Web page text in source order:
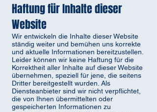
Haftung für Inhalte dieser
Website
Wir entwickeln die Inhalte dieser Website
ständig weiter und bemühen uns korrekte
und aktuelle Informationen bereitzustellen.
Leider können wir keine Haftung für die
Korrektheit aller Inhalte auf dieser Website
übernehmen, speziell für jene, die seitens
Dritter bereitgestellt wurden. Als
Diensteanbieter sind wir nicht verpflichtet,
die von Ihnen übermittelten oder
gespeicherten Informationen zu